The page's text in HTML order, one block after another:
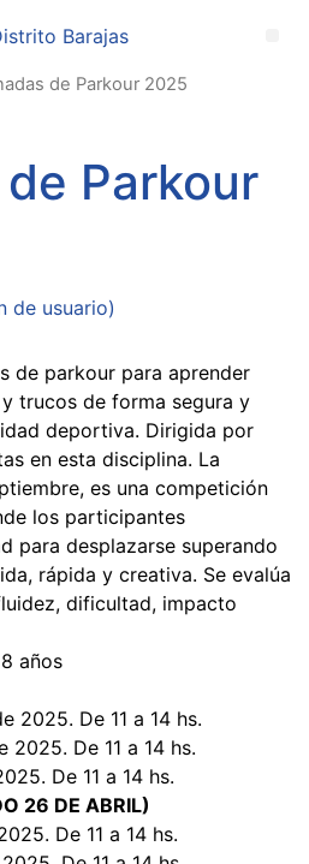
de Parkour 2025
Parkour
de usuario)
de parkour para aprender
trucos de forma segura y
deportiva. Dirigida por
en esta disciplina. La
es una competición
los participantes
para desplazarse superando
rápida y creativa. Se evalúa
dificultad, impacto
años
2025. De 11 a 14 hs.
2025. De 11 a 14 hs.
De 11 a 14 hs.
26 DE ABRIL)
De 11 a 14 hs.